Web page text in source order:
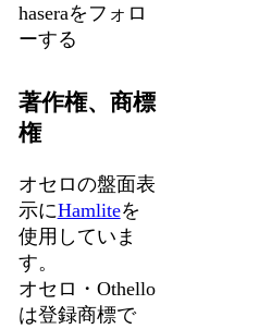
haseraをフォロ
ーする
著作権、商標
権
オセロの盤面表
示にHamliteを
使用していま
す。
オセロ・Othello
は登録商標で